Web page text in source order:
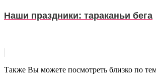
Наши праздники: тараканьи бега
Также Вы можете посмотреть близко по